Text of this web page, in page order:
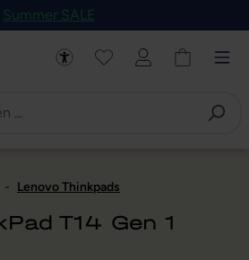
Plattform springen
Summer SALE
- Lenovo Thinkpads
T14 Gen 1